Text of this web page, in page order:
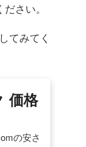
さい。
てみてく
価格
の安さ